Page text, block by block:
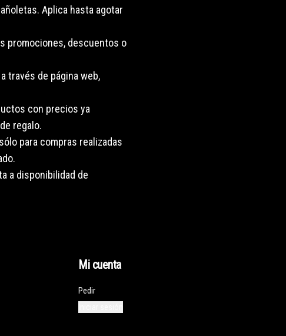
Aplica hasta agotar
promociones, descuentos o
través de página web,
con precios ya
regalo.
para compras realizadas
a disponibilidad de
Mi cuenta
Pedir